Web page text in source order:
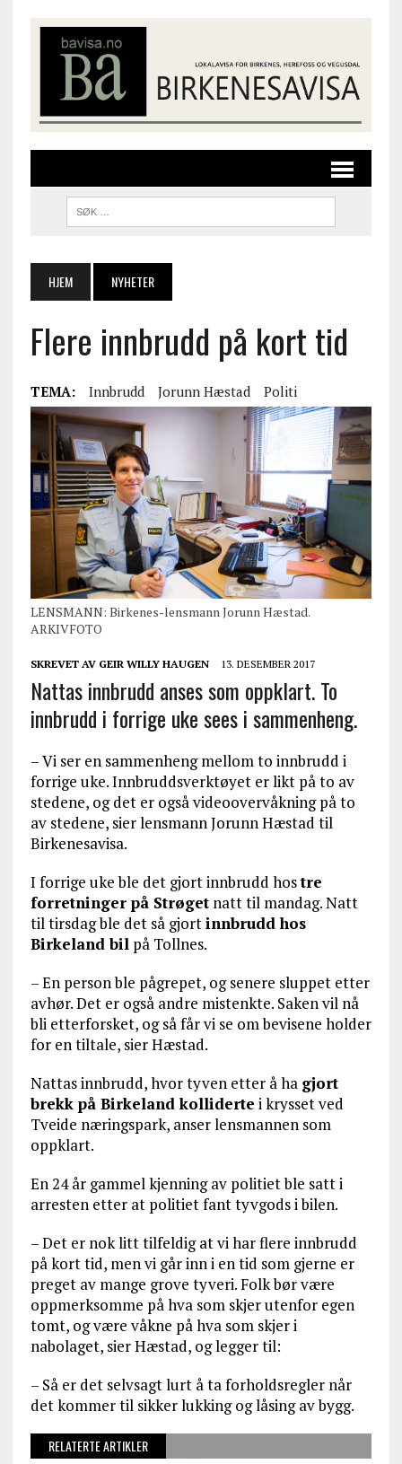
HJEM NYHETER
Flere innbrudd på kort tid
TEMA: Innbrudd Jorunn Hæstad Politi
LENSMANN: Birkenes-lensmann Jorunn Hæstad.
ARKIVFOTO
SKREVET AV GEIR WILLY HAUGEN 13. DESEMBER 2017
Nattas innbrudd anses som oppklart. To
innbrudd i forrige uke sees i sammenheng.
– Vi ser en sammenheng mellom to innbrudd i
forrige uke. Innbruddsverktøyet er likt på to av
stedene, og det er også videoovervåkning på to
av stedene, sier lensmann Jorunn Hæstad til
Birkenesavisa.
I forrige uke ble det gjort innbrudd hostre
forretninger på Strøgetnatt til mandag. Natt
til tirsdag ble det så gjortinnbrudd hos
Birkeland bilpå Tollnes.
– En person ble pågrepet, og senere sluppet etter
avhør. Det er også andre mistenkte. Saken vil nå
bli etterforsket, og så får vi se om bevisene holder
for en tiltale, sier Hæstad.
Nattas innbrudd, hvor tyven etter å ha gjort
brekk på Birkeland kolliderte i krysset ved
Tveide næringspark, anser lensmannen som
oppklart.
En 24 år gammel kjenning av politiet ble satt i
arresten etter at politiet fant tyvgods i bilen.
– Det er nok litt tilfeldig at vi har flere innbrudd
på kort tid, men vi går inn i en tid som gjerne er
preget av mange grove tyveri. Folk bør være
oppmerksomme på hva som skjer utenfor egen
tomt, og være våkne på hva som skjer i
nabolaget, sier Hæstad, og legger til:
– Så er det selvsagt lurt å ta forholdsregler når
det kommer til sikker lukking og låsing av bygg.
RELATERTE ARTIKLER